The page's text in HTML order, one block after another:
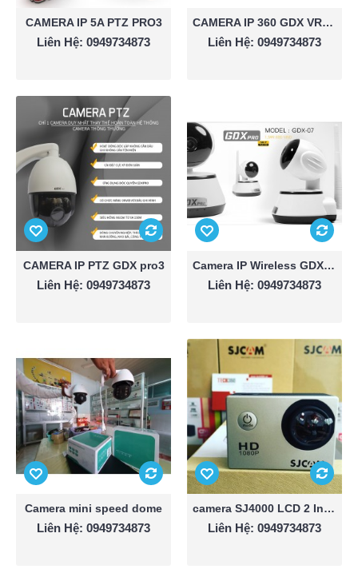
CAMERA IP 5A PTZ PRO3
Liên Hệ: 0949734873
CAMERA IP 360 GDX VR360 LS2
Liên Hệ: 0949734873
CAMERA IP PTZ GDX pro3
Liên Hệ: 0949734873
Camera IP Wireless GDX-07
Liên Hệ: 0949734873
Camera mini speed dome
Liên Hệ: 0949734873
camera SJ4000 LCD 2 Inch
Liên Hệ: 0949734873